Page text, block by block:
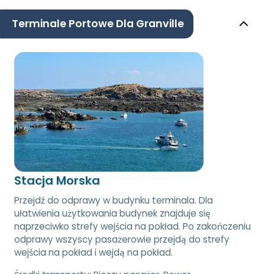
Terminale Portowe Dla Granville
Stacja Morska
Przejdź do odprawy w budynku terminala. Dla
ułatwienia użytkowania budynek znajduje się
naprzeciwko strefy wejścia na pokład. Po zakończeniu
odprawy wszyscy pasażerowie przejdą do strefy
wejścia na pokład i wejdą na pokład.